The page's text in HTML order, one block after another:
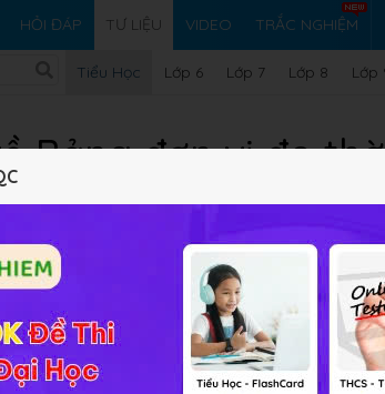
HỎI ĐÁP TƯ LIỆU VIDEO TRẮC NGHIỆM
Tiểu Học Lớp 6 Lớp 7 Lớp 8 Lớp
Bảng đơn vị đo
dung Xem online Tải về